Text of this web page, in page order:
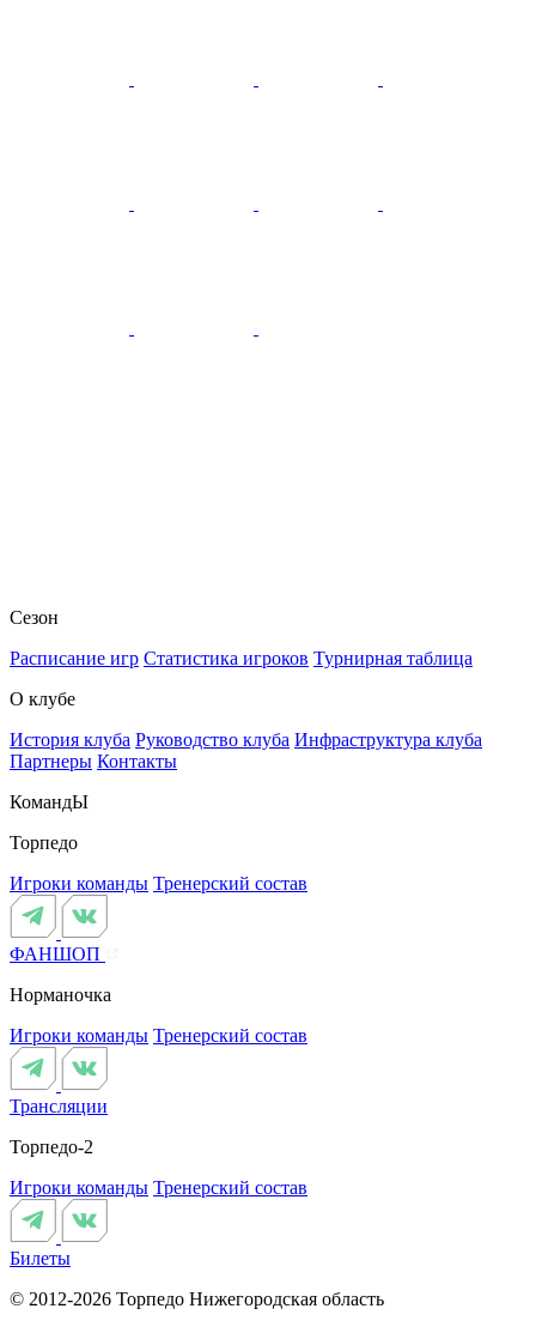
Сезон
Расписание игр Статистика игроков Турнирная таблица
О клубе
История клуба Руководство клуба Инфраструктура клуба
Партнеры Контакты
КомандЫ
Торпедо
Игроки команды Тренерский состав
ФАНШОП
Норманочка
Игроки команды Тренерский состав
Трансляции
Торпедо-2
Игроки команды Тренерский состав
Билеты
© 2012-2026 Торпедо Нижегородская область